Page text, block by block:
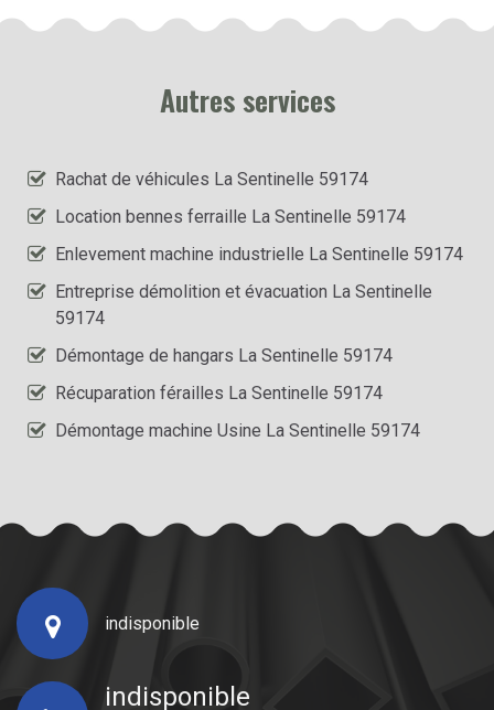
Autres services
Rachat de véhicules La Sentinelle 59174
Location bennes ferraille La Sentinelle 59174
Enlevement machine industrielle La Sentinelle 59174
Entreprise démolition et évacuation La Sentinelle
59174
Démontage de hangars La Sentinelle 59174
Récuparation férailles La Sentinelle 59174
Démontage machine Usine La Sentinelle 59174
indisponible
indisponible